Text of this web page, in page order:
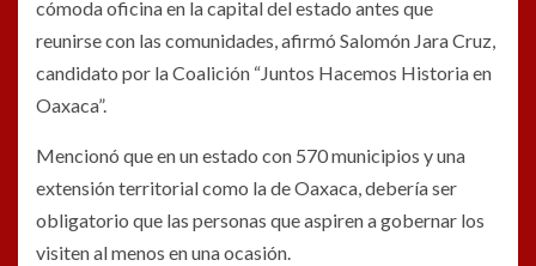
cómoda oficina en la capital del estado antes que
reunirse con las comunidades, afirmó Salomón Jara Cruz,
candidato por la Coalición “Juntos Hacemos Historia en
Oaxaca”.
Mencionó que en un estado con 570 municipios y una
extensión territorial como la de Oaxaca, debería ser
obligatorio que las personas que aspiren a gobernar los
visiten al menos en una ocasión.